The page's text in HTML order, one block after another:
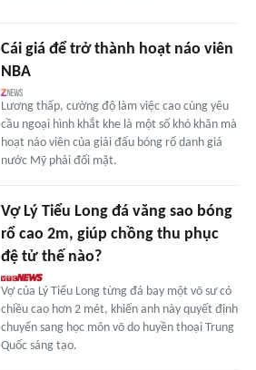
Cái giá để trở thành hoạt náo viên
NBA
Lương thấp, cường độ làm việc cao cùng yêu
cầu ngoại hình khắt khe là một số khó khăn mà
hoạt náo viên của giải đấu bóng rổ danh giá
nước Mỹ phải đối mặt.
Vợ Lý Tiểu Long đá văng sao bóng
rổ cao 2m, giúp chồng thu phục
đệ tử thế nào?
Vợ của Lý Tiểu Long từng đá bay một võ sư có
chiều cao hơn 2 mét, khiến anh này quyết định
chuyển sang học môn võ do huyền thoại Trung
Quốc sáng tạo.